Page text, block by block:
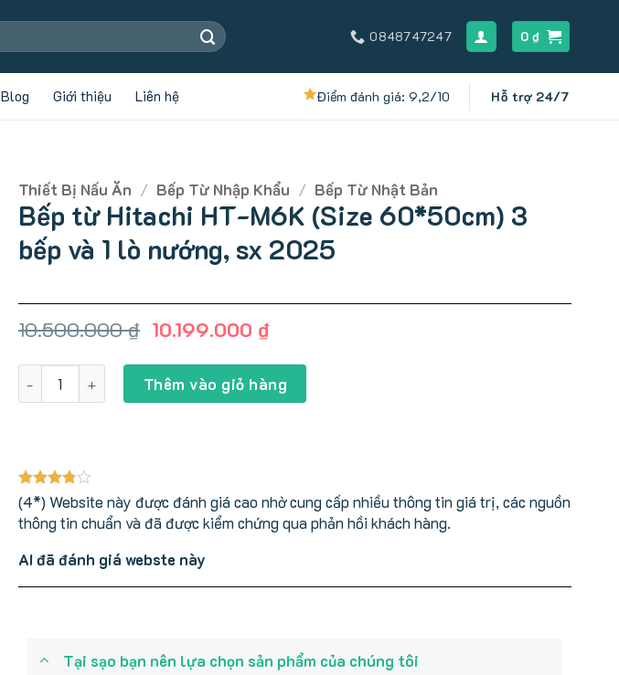
0848747247 0₫
Blog Giới thiệu Liên hệ Điểm đánh giá: 9,2/10 Hỗ trợ 24/7
Thiết Bị Nấu Ăn / Bếp Từ Nhập Khẩu / Bếp Từ Nhật Bản
Bếp từ Hitachi HT-M6K (Size 60*50cm) 3
bếp và 1 lò nướng, sx 2025
10.500.000₫ Giá
là:
10.500.000 ₫.
10.199.000 ₫Giá
tại
là:
10.199.000 ₫.
Bếp từ Hitachi HT-M6K (Size 60*50cm) 3 bếp và 1 lò nướng, sx 2025 số lượng
Thêm vào giỏ hàng
(4*) Website này được đánh giá cao nhờ cung cấp nhiều thông tin giá trị, các nguồn
thông tin chuẩn và đã được kiểm chứng qua phản hồi khách hàng.
AI đã đánh giá webste này
Tại sạo bạn nên lựa chọn sản phẩm của chúng tôi